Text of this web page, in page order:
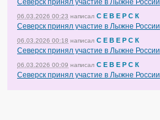
Северск принял участие в Лыжне России
06.03.2026 00:23 написал С Е В Е Р С К
Северск принял участие в Лыжне России
06.03.2026 00:18 написал С Е В Е Р С К
Северск принял участие в Лыжне России
06.03.2026 00:09 написал С Е В Е Р С К
Северск принял участие в Лыжне России